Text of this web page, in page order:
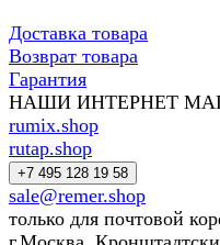
Доставка товара
Возврат товара
Гарантия
НАШИ ИНТЕРНЕТ
rumix.shop
rutap.shop
+7 495 128 19 58
sale@remer.shop
только для почтовой